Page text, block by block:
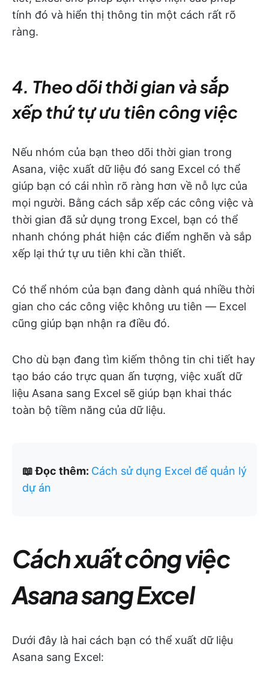
tính đó và hiển thị thông tin một cách rất rõ
ràng.
4. Theo dõi thời gian và sắp
xếp thứ tự ưu tiên công việc
Nếu nhóm của bạn theo dõi thời gian trong
Asana, việc xuất dữ liệu đó sang Excel có thể
giúp bạn có cái nhìn rõ ràng hơn về nỗ lực của
mọi người. Bằng cách sắp xếp các công việc và
thời gian đã sử dụng trong Excel, bạn có thể
nhanh chóng phát hiện các điểm nghẽn và sắp
xếp lại thứ tự ưu tiên khi cần thiết.
Có thể nhóm của bạn đang dành quá nhiều thời
gian cho các công việc không ưu tiên — Excel
cũng giúp bạn nhận ra điều đó.
Cho dù bạn đang tìm kiếm thông tin chi tiết hay
tạo báo cáo trực quan ấn tượng, việc xuất dữ
liệu Asana sang Excel sẽ giúp bạn khai thác
toàn bộ tiềm năng của dữ liệu.
📖 Đọc thêm: Cách sử dụng Excel để quản lý
dự án
Cách xuất công việc
Asana sang Excel
Dưới đây là hai cách bạn có thể xuất dữ liệu
Asana sang Excel: